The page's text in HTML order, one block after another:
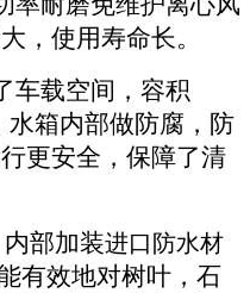
，使用寿命长。
车载空间，容积
水箱内部做防腐，防
更安全，保障了清
内部加装进口防水材
有效地对树叶，石